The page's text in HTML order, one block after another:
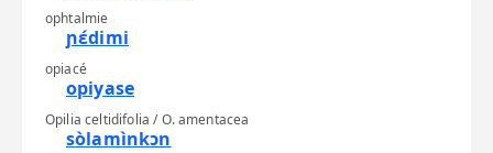
ophtalmie
ɲɛ́dimi
opiacé
opiyase
Opilia celtidifolia / O. amentacea
sòlamìnkɔn